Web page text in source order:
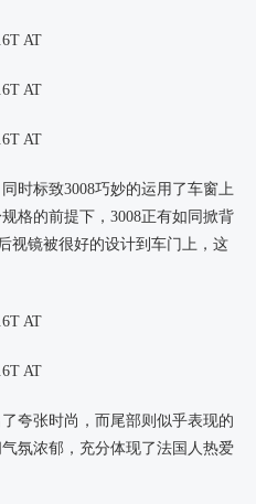
时标致3008巧妙的运用了车窗上
格的前提下，3008正有如同掀背
视镜被很好的设计到车门上，这
夸张时尚，而尾部则似乎表现的
氛浓郁，充分体现了法国人热爱